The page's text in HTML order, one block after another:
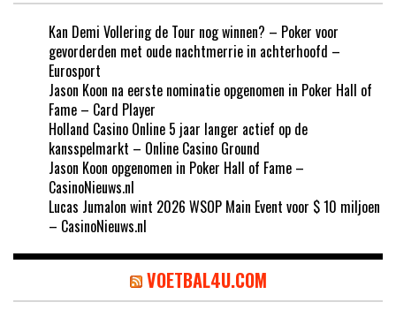
Kan Demi Vollering de Tour nog winnen? – Poker voor
gevorderden met oude nachtmerrie in achterhoofd –
Eurosport
Jason Koon na eerste nominatie opgenomen in Poker Hall of
Fame – Card Player
Holland Casino Online 5 jaar langer actief op de
kansspelmarkt – Online Casino Ground
Jason Koon opgenomen in Poker Hall of Fame –
CasinoNieuws.nl
Lucas Jumalon wint 2026 WSOP Main Event voor $ 10 miljoen
– CasinoNieuws.nl
VOETBAL4U.COM